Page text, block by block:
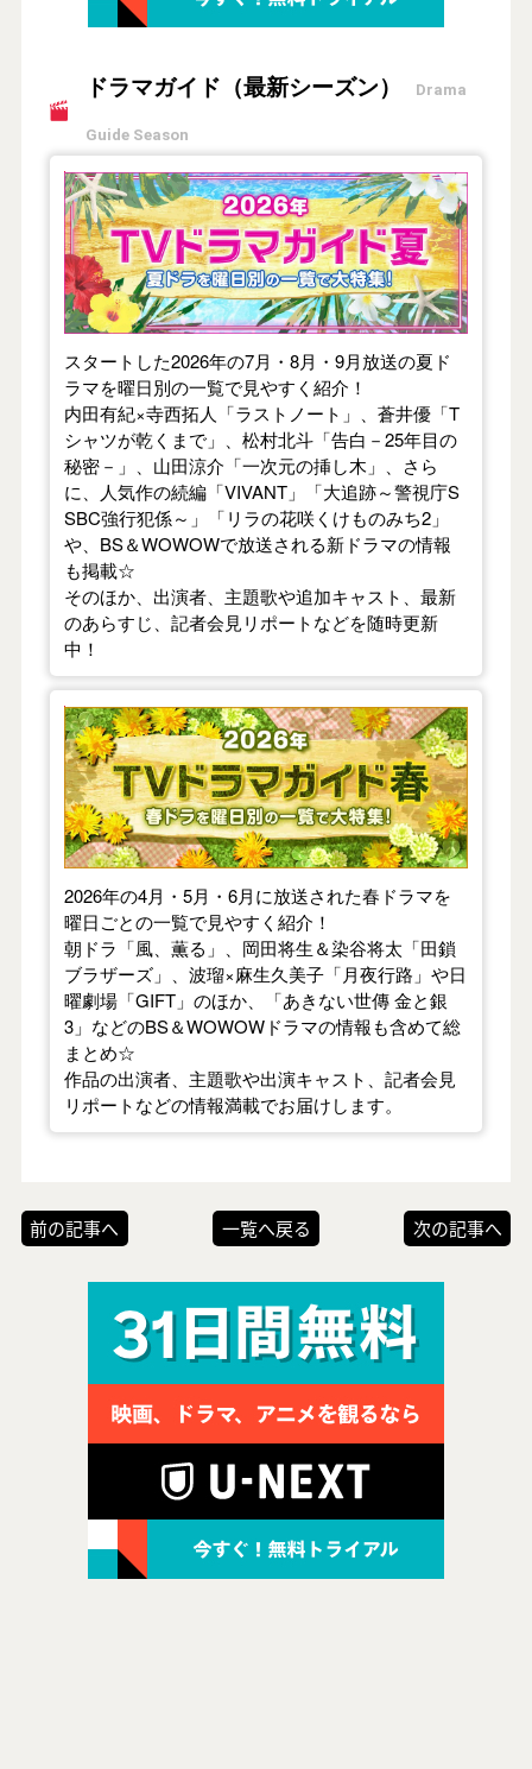
ドラマガイド（最新シーズン） Drama
Guide Season
【2026年夏】TVドラマガイド
スタートした2026年の7月・8月・9月放送の夏ド
ラマを曜日別の一覧で見やすく紹介！
内田有紀×寺西拓人「ラストノート」、蒼井優「T
シャツが乾くまで」、松村北斗「告白－25年目の
秘密－」、山田涼介「一次元の挿し木」、さら
に、人気作の続編「VIVANT」「大追跡～警視庁S
SBC強行犯係～」「リラの花咲くけものみち2」
や、BS＆WOWOWで放送される新ドラマの情報
も掲載☆
そのほか、出演者、主題歌や追加キャスト、最新
のあらすじ、記者会見リポートなどを随時更新
中！
【2026年春】TVドラマガイド
2026年の4月・5月・6月に放送された春ドラマを
曜日ごとの一覧で見やすく紹介！
朝ドラ「風、薫る」、岡田将生＆染谷将太「田鎖
ブラザーズ」、波瑠×麻生久美子「月夜行路」や日
曜劇場「GIFT」のほか、「あきない世傳 金と銀
3」などのBS＆WOWOWドラマの情報も含めて総
まとめ☆
作品の出演者、主題歌や出演キャスト、記者会見
リポートなどの情報満載でお届けします。
前の記事へ 一覧へ戻る 次の記事へ